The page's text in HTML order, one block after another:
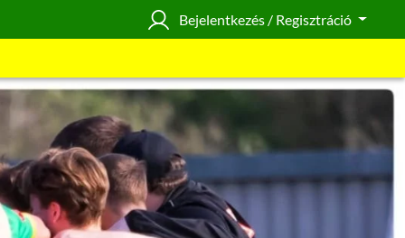
Bejelentkezés / Regisztráció